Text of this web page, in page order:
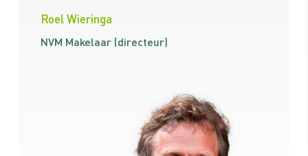
Roel Wieringa
NVM Makelaar (directeur)